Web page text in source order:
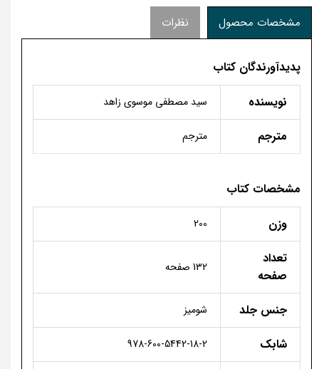
مشخصات محصول نظرات
پدیدآورندگان کتاب
نویسنده
سید مصطفی موسوی زاهد
مترجم مترجم
مشخصات کتاب
وزن
200
تعداد
صفحه
132 صفحه
جنس جلد شومیز
شابک 978-600-5442-18-2